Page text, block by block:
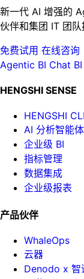
新一代 AI 增强的
伙伴和集团 IT 团队
免费试用 在线咨询
Agentic BI Chat BI
HENGSHI SENSE
HENGSHI CLI
AI 分析智能体
企业级 BI
指标管理
数据集成
企业级报表
产品伙伴
WhaleOps
云器
Denodo x 智